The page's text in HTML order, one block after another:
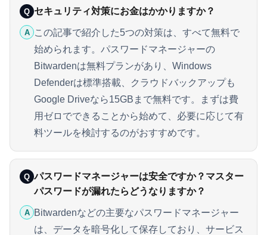
Q セキュリティ対策にお金はかかりますか？
A
この記事で紹介した5つの対策は、すべて無料で
始められます。パスワードマネージャーの
Bitwardenは無料プランがあり、Windows
Defenderは標準搭載、クラウドバックアップも
Google Driveなら15GBまで無料です。まずは費
用ゼロでできることから始めて、必要に応じて有
料ツールを検討するのがおすすめです。
Q パスワードマネージャーは安全ですか？マスター
パスワードが漏れたらどうなりますか？
A
Bitwardenなどの主要なパスワードマネージャー
は、データを暗号化して保存しており、サービス